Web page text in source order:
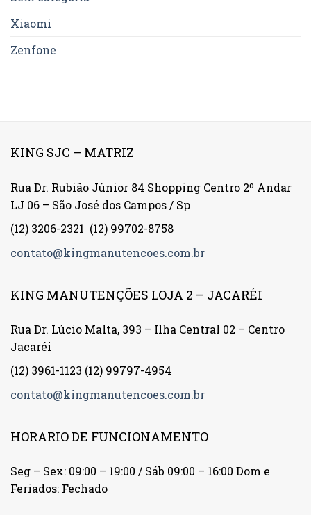
Xiaomi
Zenfone
KING SJC – MATRIZ
Rua Dr. Rubião Júnior 84 Shopping Centro 2º Andar
LJ 06 – São José dos Campos / Sp
(12) 3206-2321 (12) 99702-8758
contato@kingmanutencoes.com.br
KING MANUTENÇÕES LOJA 2 – JACARÉI
Rua Dr. Lúcio Malta, 393 – Ilha Central 02 – Centro
Jacaréi
(12) 3961-1123 (12) 99797-4954
contato@kingmanutencoes.com.br
HORARIO DE FUNCIONAMENTO
Seg – Sex: 09:00 – 19:00 / Sáb 09:00 – 16:00 Dom e
Feriados: Fechado